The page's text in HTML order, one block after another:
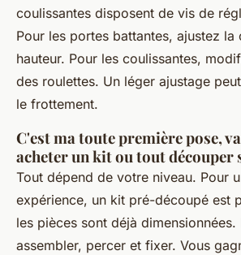
coulissantes disposent de vis de
Pour les portes battantes, ajustez la
hauteur. Pour les coulissantes,
des roulettes. Un léger ajustage
le frottement.
C'est ma toute première pose,
acheter un kit ou tout découper
Tout dépend de votre niveau. Pour
expérience, un kit pré-découpé est
les pièces sont déjà dimensionnées.
assembler, percer et fixer. Vous